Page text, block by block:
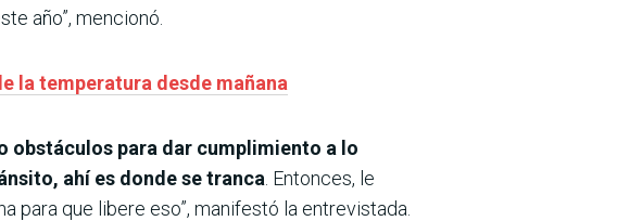
año”, mencionó.
la temperatura desde mañana
obstáculos para dar cumplimiento a lo
ahí es donde se tranca . Entonces, le
para que libere eso”, manifestó la entrevistada.